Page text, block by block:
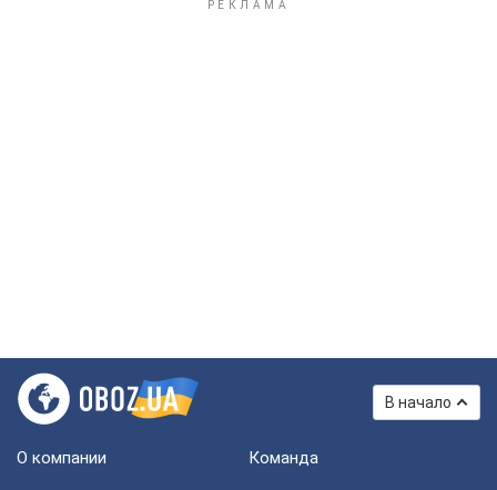
В начало
О компании Команда